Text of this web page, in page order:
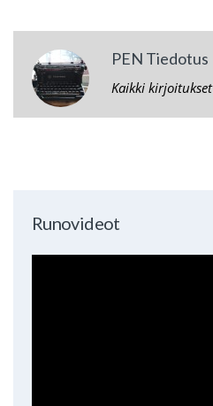
PEN Tiedotus
Kaikki kirjoitukset
Runovideot